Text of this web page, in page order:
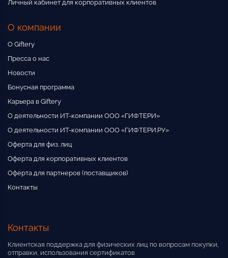
Личный кабинет для корпоративных клиентов
О компании
О Giftery
Пресса о нас
Новости
Бонусная программа
Карьера в Giftery
О деятельности ИТ-компании ООО «ГИФТЕРИ»
О деятельности ИТ-компании ООО «ГИФТЕРИ.РУ»
Оферта для физ. лиц
Оферта для корпоративных клиентов
Оферта для партнеров (поставщиков)
Контакты
Контакты
Клиентская поддержка для физических лиц по вопросам покупки,
отправки, использования сертификатов